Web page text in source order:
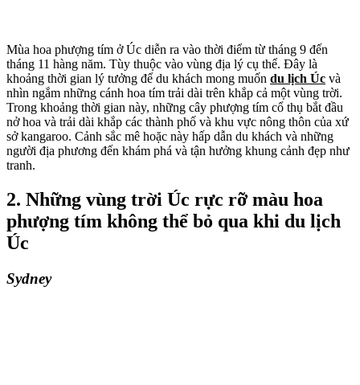
Mùa hoa phượng tím ở Úc diễn ra vào thời điểm từ tháng 9 đến
tháng 11 hàng năm. Tùy thuộc vào vùng địa lý cụ thể. Đây là
khoảng thời gian lý tưởng để du khách mong muốn du lịch Úc và
nhìn ngắm những cánh hoa tím trải dài trên khắp cả một vùng trời.
Trong khoảng thời gian này, những cây phượng tím cổ thụ bắt đầu
nở hoa và trải dài khắp các thành phố và khu vực nông thôn của xứ
sở kangaroo. Cảnh sắc mê hoặc này hấp dẫn du khách và những
người địa phương đến khám phá và tận hưởng khung cảnh đẹp như
tranh.
2. Những vùng trời Úc rực rỡ màu hoa
phượng tím không thể bỏ qua khi du lịch
Úc
Sydney